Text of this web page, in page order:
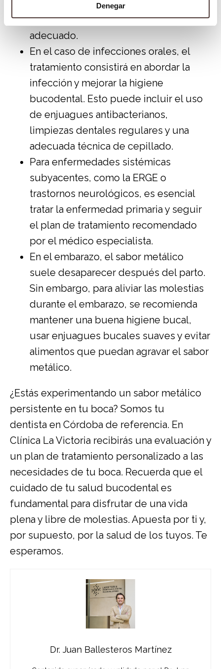
Denegar
puede ser útil para determinar la causa
exacta y recibir un tratamiento
adecuado.
En el caso de infecciones orales, el
tratamiento consistirá en abordar la
infección y mejorar la higiene
bucodental. Esto puede incluir el uso
de enjuagues antibacterianos,
limpiezas dentales regulares y una
adecuada técnica de cepillado.
Para enfermedades sistémicas
subyacentes, como la ERGE o
trastornos neurológicos, es esencial
tratar la enfermedad primaria y seguir
el plan de tratamiento recomendado
por el médico especialista.
En el embarazo, el sabor metálico
suele desaparecer después del parto.
Sin embargo, para aliviar las molestias
durante el embarazo, se recomienda
mantener una buena higiene bucal,
usar enjuagues bucales suaves y evitar
alimentos que puedan agravar el sabor
metálico.
¿Estás experimentando un sabor metálico
persistente en tu boca? Somos tu
dentista en Córdoba de referencia. En
Clínica La Victoria recibirás una evaluación y
un plan de tratamiento personalizado a las
necesidades de tu boca. Recuerda que el
cuidado de tu salud bucodental es
fundamental para disfrutar de una vida
plena y libre de molestias. Apuesta por ti y,
por supuesto, por la salud de los tuyos. Te
esperamos.
Dr. Juan Ballesteros Martínez